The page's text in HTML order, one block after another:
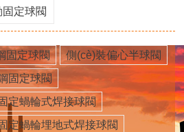
固定球閥
固定球閥
側(cè)裝偏心半球閥
固定球閥
定蝸輪式焊接球閥
定蝸輪埋地式焊接球閥